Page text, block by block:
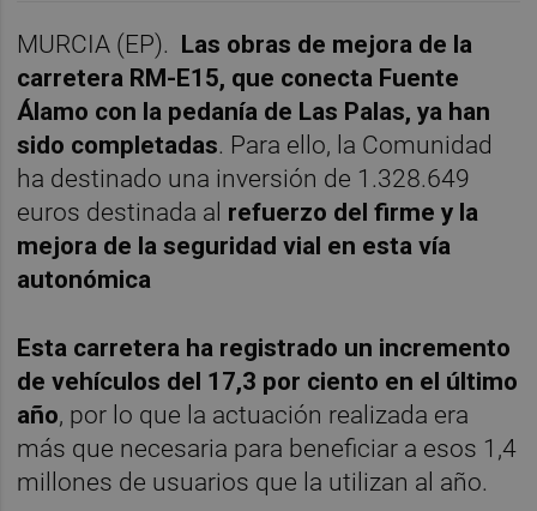
MURCIA (EP). Las obras de mejora de la
carretera RM-E15, que conecta Fuente
Álamo con la pedanía de Las Palas, ya han
sido completadas. Para ello, la Comunidad
ha destinado una inversión de 1.328.649
euros destinada al refuerzo del firme y la
mejora de la seguridad vial en esta vía
autonómica
Esta carretera ha registrado un incremento
de vehículos del 17,3 por ciento en el último
año, por lo que la actuación realizada era
más que necesaria para beneficiar a esos 1,4
millones de usuarios que la utilizan al año.